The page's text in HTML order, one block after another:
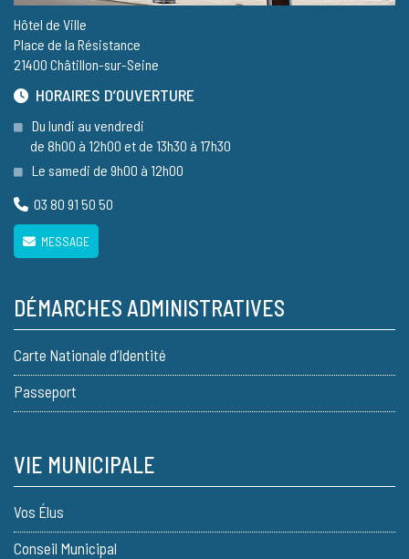
Hôtel de Ville
Place de la Résistance
21400 Châtillon-sur-Seine
HORAIRES D’OUVERTURE
Du lundi au vendredi
de 8h00 à 12h00 et de 13h30 à 17h30
Le samedi de 9h00 à 12h00
03 80 91 50 50
MESSAGE
DÉMARCHES ADMINISTRATIVES
Carte Nationale d’Identité
Passeport
VIE MUNICIPALE
Vos Élus
Conseil Municipal